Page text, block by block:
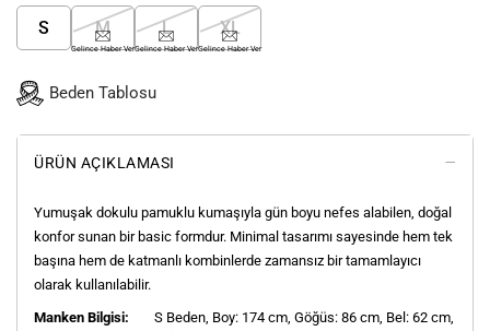
S M
Gelince Haber Ver
L
Gelince Haber Ver
XL
Gelince Haber Ver
Beden Tablosu
ÜRÜN AÇIKLAMASI
Yumuşak dokulu pamuklu kumaşıyla gün boyu nefes alabilen, doğal
konfor sunan bir basic formdur. Minimal tasarımı sayesinde hem tek
başına hem de katmanlı kombinlerde zamansız bir tamamlayıcı
olarak kullanılabilir.
Manken Bilgisi:
S Beden, Boy: 174 cm, Göğüs: 86 cm, Bel: 62 cm,